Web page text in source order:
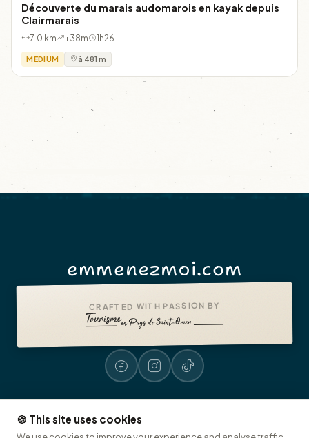
Découverte du marais audomarois en kayak depuis
Clairmarais
7.0 km +38m 1h26
MEDIUM à 481 m
emmenezmoi.com
CRAFTED WITH PASSION BY
🍪 This site uses cookies